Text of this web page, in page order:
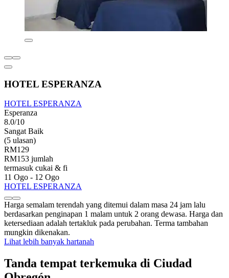
HOTEL ESPERANZA
HOTEL ESPERANZA
Esperanza
8.0/10
Sangat Baik
(5 ulasan)
RM129
RM153 jumlah
termasuk cukai & fi
11 Ogo - 12 Ogo
HOTEL ESPERANZA
Harga semalam terendah yang ditemui dalam masa 24 jam lalu
berdasarkan penginapan 1 malam untuk 2 orang dewasa. Harga dan
ketersediaan adalah tertakluk pada perubahan. Terma tambahan
mungkin dikenakan.
Lihat lebih banyak hartanah
Tanda tempat terkemuka di Ciudad